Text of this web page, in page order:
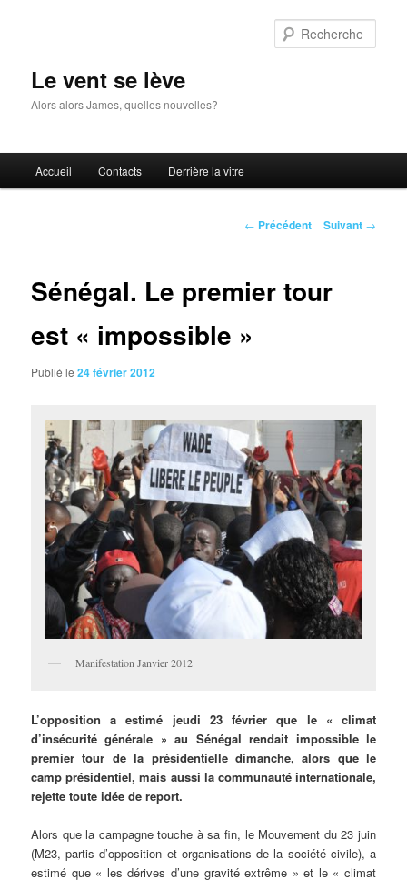
Le vent se lève
Alors alors James, quelles nouvelles?
principal
Accueil Contacts Derrière la vitre
Navigation
← Précédent Suivant →
Sénégal. Le premier tour
est « impossible »
Publié le24 février 2012
Manifestation Janvier 2012
L’oppositiona estimé jeudi 23 février que le « climat
d’insécurité générale » au Sénégal rendait impossible le
premier tour de la présidentielle dimanche, alors que le
camp présidentiel, mais aussi la communauté internationale,
rejette toute idée de report.
Alors que la campagne touche à sa fin, le Mouvement du 23 juin
(M23, partis d’opposition et organisations de la société civile), a
estimé que « les dérives d’une gravité extrême » et le « climat